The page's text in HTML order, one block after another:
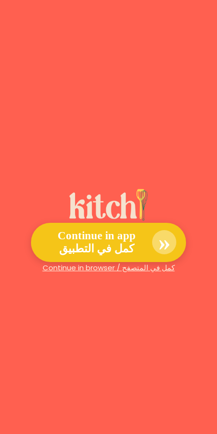
Continue in app
كمل في التطبيق
»
Continue in browser / كمل في المتصفح